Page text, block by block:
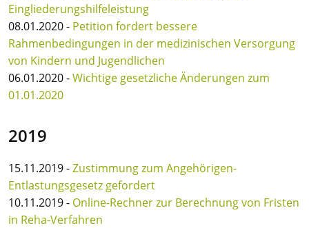
Eingliederungshilfeleistung
08.01.2020 - Petition fordert bessere
Rahmenbedingungen in der medizinischen Versorgung
von Kindern und Jugendlichen
06.01.2020 -Wichtige gesetzliche Änderungen zum
01.01.2020
2019
15.11.2019 -Zustimmung zum Angehörigen-
Entlastungsgesetz gefordert
10.11.2019 - Online-Rechner zur Berechnung von Fristen
in Reha-Verfahren